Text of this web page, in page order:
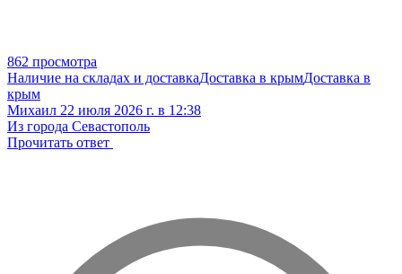
862 просмотра
Наличие на складах и доставкаДоставка в крымДоставка в
крым
Михаил 22 июля 2026 г. в 12:38
Из города Севастополь
Прочитать ответ